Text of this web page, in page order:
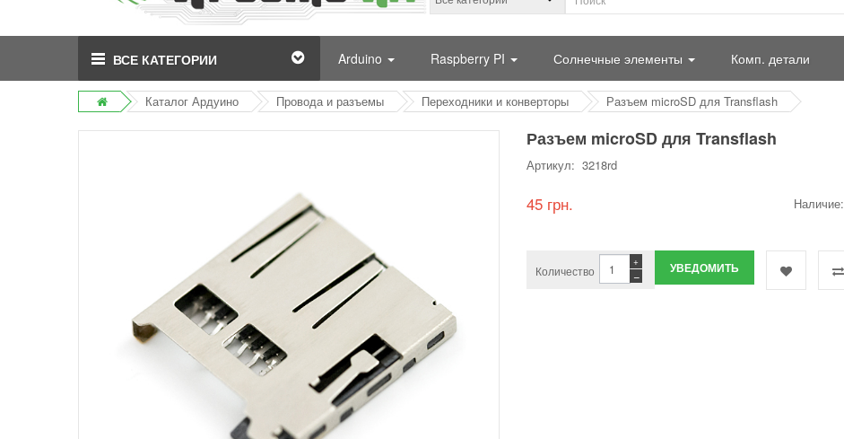
ВСЕ КАТЕГОРИИ Arduino Raspberry PI Солнечные элементы Комп. детали
Каталог Ардуино Провода и разъемы Переходники и конверторы Разъем microSD для Transflash
Разъем microSD для Transflash
Артикул: 3218rd
45 грн. Наличие:
Количество −
+ УВЕДОМИТЬ